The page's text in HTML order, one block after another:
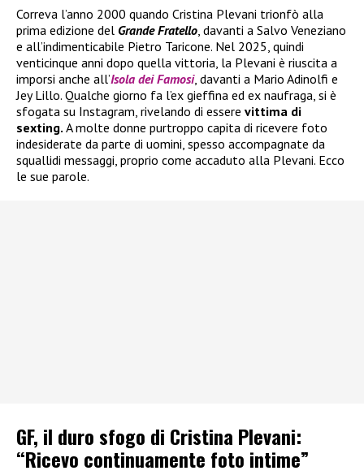
Correva l’anno 2000 quando Cristina Plevani trionfò alla
prima edizione del Grande Fratello , davanti a Salvo Veneziano
e all’indimenticabile Pietro Taricone. Nel 2025, quindi
venticinque anni dopo quella vittoria, la Plevani è riuscita a
imporsi anche all’Isola dei Famosi, davanti a Mario Adinolfi e
Jey Lillo. Qualche giorno fa l’ex gieffina ed ex naufraga, si è
sfogata su Instagram, rivelando di essere vittima di
sexting. A molte donne purtroppo capita di ricevere foto
indesiderate da parte di uomini, spesso accompagnate da
squallidi messaggi, proprio come accaduto alla Plevani. Ecco
le sue parole.
GF, il duro sfogo di Cristina Plevani:
“Ricevo continuamente foto intime”